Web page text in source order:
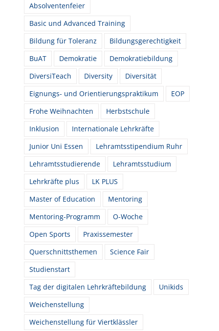
Absolventenfeier
Basic und Advanced Training
Bildung für Toleranz
Bildungsgerechtigkeit
BuAT
Demokratie
Demokratiebildung
DiversiTeach
Diversity
Diversität
Eignungs- und Orientierungspraktikum
EOP
Frohe Weihnachten
Herbstschule
Inklusion
Internationale Lehrkräfte
Junior Uni Essen
Lehramtsstipendium Ruhr
Lehramtsstudierende
Lehramtsstudium
Lehrkräfte plus
LK PLUS
Master of Education
Mentoring
Mentoring-Programm
O-Woche
Open Sports
Praxissemester
Querschnittsthemen
Science Fair
Studienstart
Tag der digitalen Lehrkräftebildung
Unikids
Weichenstellung
Weichenstellung für Viertklässler